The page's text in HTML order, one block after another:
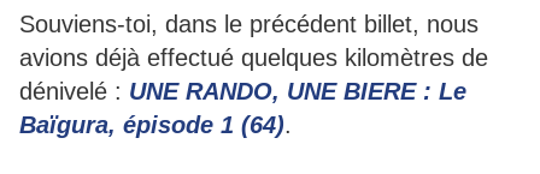
Souviens-toi, dans le précédent billet, nous
avions déjà effectué quelques kilomètres de
dénivelé : UNE RANDO, UNE BIERE : Le
Baïgura, épisode 1 (64).